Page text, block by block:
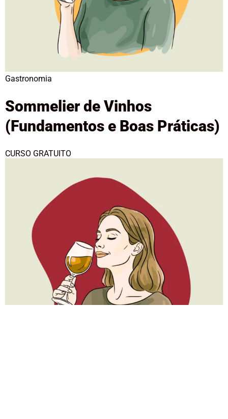
Gastronomia
Sommelier de Vinhos
(Fundamentos e Boas Práticas)
CURSO GRATUITO